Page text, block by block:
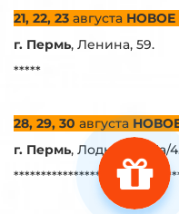
21, 22, 23 августа НОВОЕ
г. Пермь, Ленина, 59.
*****
28, 29, 30 августа
г. Пермь, Лодыгина, 5а/